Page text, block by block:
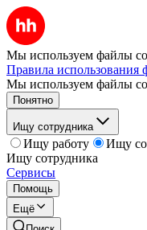
Мы используем файлы
Правила использования
Мы используем файлы
Понятно
Ищу сотрудника
Ищу работу
Ищу
Ищу сотрудника
Сервисы
Помощь
Ещё